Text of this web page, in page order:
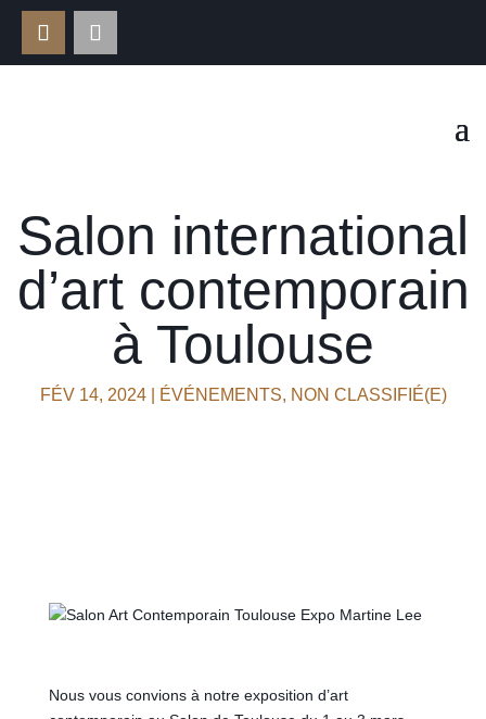
Salon international
d’art contemporain
à Toulouse
FÉV 14, 2024| ÉVÉNEMENTS, NON CLASSIFIÉ(E)
Nous vous convions à notre exposition d’art